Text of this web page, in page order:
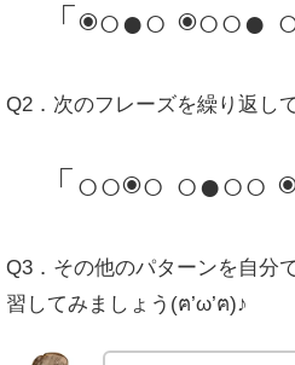
「◉○●○ ◉○○●
Q2．次のフレーズを繰り返し
「○○◉○ ○●○○
Q3．その他のパターンを自分
習してみましょう(ฅ’ω’ฅ)♪